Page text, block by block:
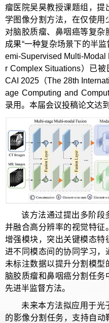
瘤医院吴昊教授课题组，提
学图像分割方法，在仅使用
对脑胶质瘤、鼻咽癌等复
成果“一种复杂场景下的半
emi-Supervised Multi-
r Complex Situations）已
CAI 2025（The 28th
age Computing and
录用。本届会议投稿论文达
该方法通过提出多阶段
并融合高分辨率的视觉特征
增强模块，突出关键模态特
进不同模态间的协同学习，
未标注数据以提升分割模型
脑胶质瘤和鼻咽癌分割任务
先进半监督方法。
未来本方法拟应用于光
的影像分割任务，支持自